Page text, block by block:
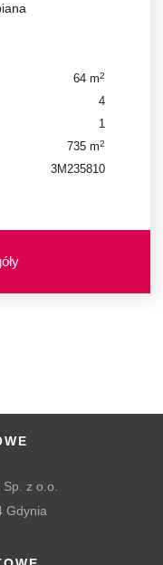
64 m2
4
1
735 m2
3M235810
z o.o.
Gdynia